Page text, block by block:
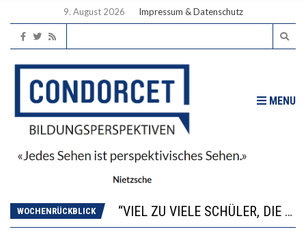
9. August 2026 Impressum & Datenschutz
MENU
WOCHENRÜCKBLICK
DIE GANZE HILFLOSIGKEIT DES BILDUNGSBÜRGERTUMS
WORAUS WÄCHST, WAS KINDER TRÄGT